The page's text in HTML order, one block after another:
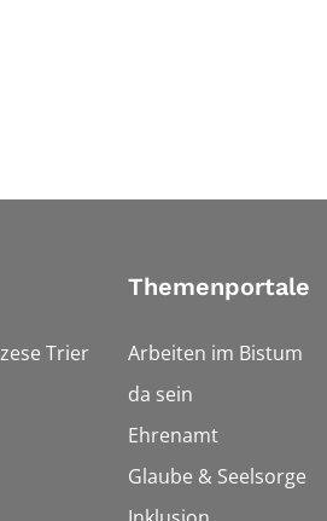
Trier
Themenportale
Arbeiten im Bistum
da sein
Ehrenamt
Glaube & Seelsorge